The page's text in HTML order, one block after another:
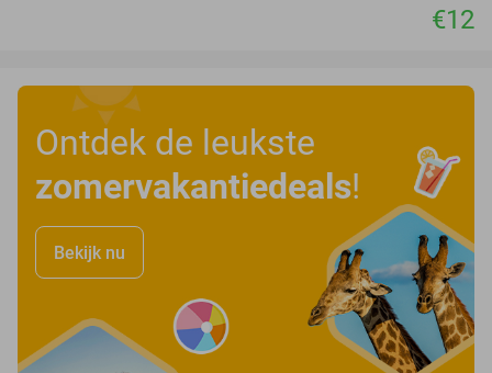
€12
Ontdek de leukste
zomervakantiedeals!
Bekijk nu